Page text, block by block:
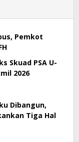
Pemkot
Skuad PSA U-
2026
Dibangun,
Tiga Hal